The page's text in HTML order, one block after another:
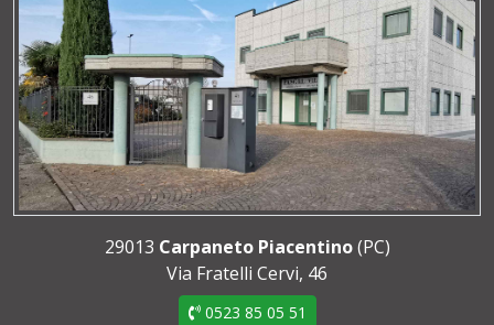
29013 Carpaneto Piacentino(PC)
Via Fratelli Cervi, 46
0523 85 05 51